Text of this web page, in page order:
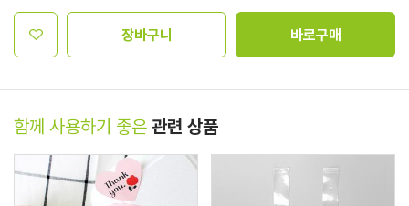
장바구니 바로구매
함께 사용하기 좋은 관련 상품